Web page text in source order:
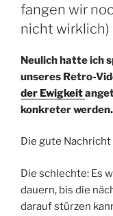
fangen wir
nicht wirklich)
Neulich hatte ich
unseres Retro-
der Ewigkeit
konkreter werden.
Die gute
Die schlechte: Es
dauern, bis die
darauf stürzen